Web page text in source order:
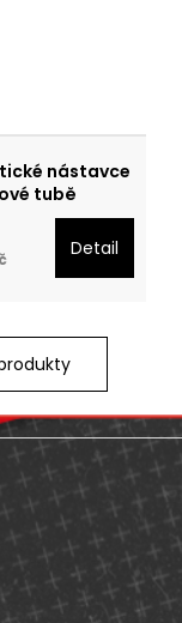
nástavce
tubě
Detail